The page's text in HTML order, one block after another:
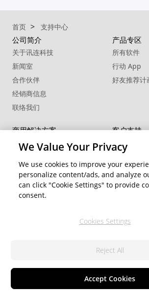
首页 支持中心
公司简介
关于讯连科技
新闻室
合作伙伴
经销商信息
联络我们
产品专区
所有软件
行动 App
好友推荐计
商用解决方案
FaceMe®SDK
客户支持
支持中心
软件更新
教学中心
社交网络资源
We Value Your Privacy
We use cookies to improve your
personalize content/ads, and analyze
can click "Cookie Settings" to provide
consent.
Cookies Settings
Reject All
Accept Cookies